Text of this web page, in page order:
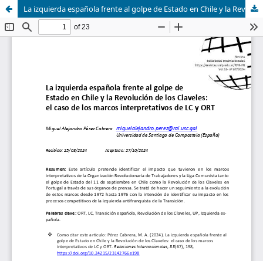
La izquierda española frente al golpe de Estado en Chile y la Revolución de los Claveles: el caso de los marcos interpretativos de LC y ORT